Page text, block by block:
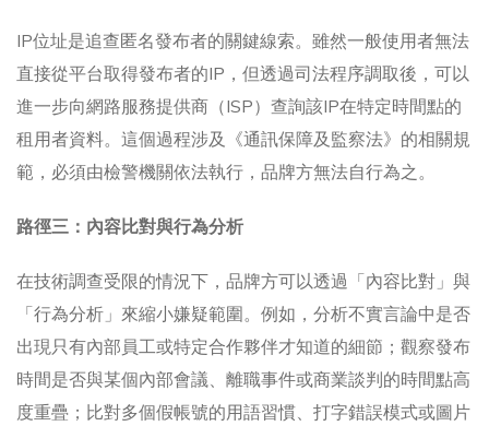
IP位址是追查匿名發布者的關鍵線索。雖然一般使用者無法
直接從平台取得發布者的IP，但透過司法程序調取後，可以
進一步向網路服務提供商（ISP）查詢該IP在特定時間點的
租用者資料。這個過程涉及《通訊保障及監察法》的相關規
範，必須由檢警機關依法執行，品牌方無法自行為之。
路徑三：內容比對與行為分析
在技術調查受限的情況下，品牌方可以透過「內容比對」與
「行為分析」來縮小嫌疑範圍。例如，分析不實言論中是否
出現只有內部員工或特定合作夥伴才知道的細節；觀察發布
時間是否與某個內部會議、離職事件或商業談判的時間點高
度重疊；比對多個假帳號的用語習慣、打字錯誤模式或圖片